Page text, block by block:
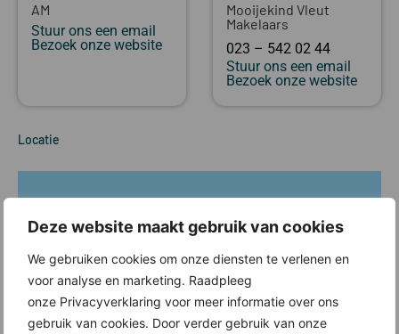
Deze website maakt gebruik van cookies
We gebruiken cookies om onze diensten te verlenen en
voor analyse en marketing. Raadpleeg
onze Privacyverklaring voor meer informatie over ons
gebruik van cookies. Door verder gebruik van onze
AM
Stuur ons een email
Bezoek onze website
Mooijekind Vleut
Makelaars
023 – 542 02 44
Stuur ons een email
Bezoek onze website
Locatie